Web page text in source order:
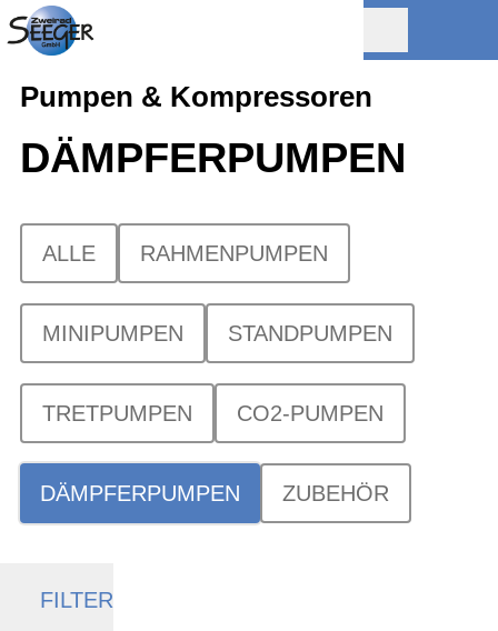
Pumpen & Kompressoren
DÄMPFERPUMPEN
ALLE RAHMENPUMPEN
MINIPUMPEN STANDPUMPEN
TRETPUMPEN CO2-PUMPEN
DÄMPFERPUMPEN ZUBEHÖR
FILTER